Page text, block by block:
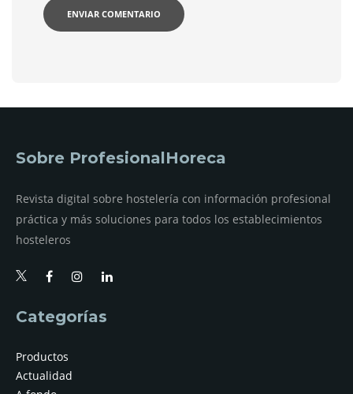
Sobre ProfesionalHoreca
Revista digital sobre hostelería con información profesional
práctica y más soluciones para todos los establecimientos
hosteleros
Categorías
Productos
Actualidad